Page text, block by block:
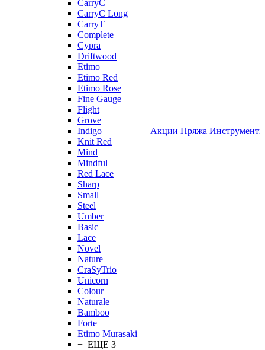
CarryC
CarryC Long
CarryT
Complete
Cypra
Driftwood
Etimo
Etimo Red
Etimo Rose
Fine Gauge
Flight
Grove
Indigo
Knit Red
Mind
Mindful
Red Lace
Sharp
Small
Steel
Umber
Basic
Lace
Novel
Nature
CraSyTrio
Unicorn
Colour
Naturale
Bamboo
Forte
Etimo Murasaki
+ ЕЩЕ 3
Акции Пряжа Инструменты